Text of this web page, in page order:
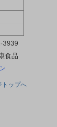
3939
食品
ップへ